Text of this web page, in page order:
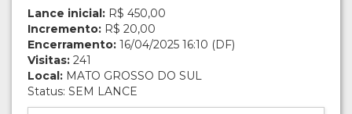
Lance inicial: R$ 450,00
Incremento: R$ 20,00
Encerramento: 16/04/2025 16:10 (DF)
Visitas: 241
Local: MATO GROSSO DO SUL
Status: SEM LANCE